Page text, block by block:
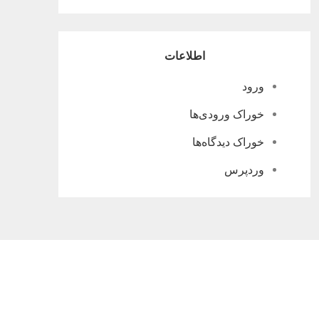
اطلاعات
ورود
خوراک ورودی‌ها
خوراک دیدگاه‌ها
وردپرس